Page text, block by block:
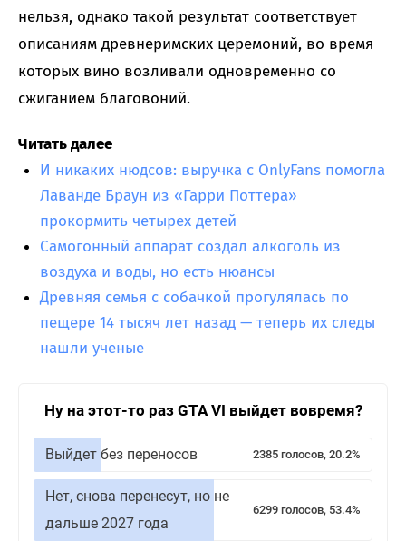
нельзя, однако такой результат соответствует
описаниям древнеримских церемоний, во время
которых вино возливали одновременно со
сжиганием благовоний.
Читать далее
И никаких нюдсов: выручка с OnlyFans помогла
Лаванде Браун из «Гарри Поттера»
прокормить четырех детей
Самогонный аппарат создал алкоголь из
воздуха и воды, но есть нюансы
Древняя семья с собачкой прогулялась по
пещере 14 тысяч лет назад — теперь их следы
нашли ученые
Ну на этот-то раз GTA VI выйдет вовремя?
Выйдет без переносов 2385 голосов, 20.2%
Нет, снова перенесут, но не
дальше 2027 года
6299 голосов, 53.4%